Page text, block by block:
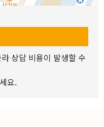
상담 비용이 발생할 수
요.